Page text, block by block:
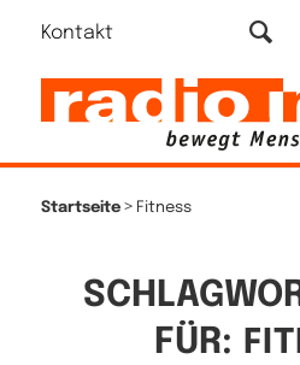
Kontakt
Startseite> Fitness
FÜR: